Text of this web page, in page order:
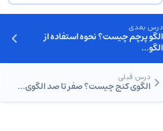
درس بعدی
الگو پرچم چیست؟ نحوه استفاده از
الگو…
درس قبلی
الگوی کنج چیست؟ صفر تا صد الگوی…